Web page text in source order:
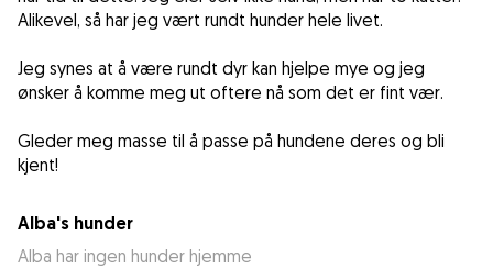
Alikevel, så har jeg vært rundt hunder hele livet.
Jeg synes at å være rundt dyr kan hjelpe mye og jeg
ønsker å komme meg ut oftere nå som det er fint vær.
Gleder meg masse til å passe på hundene deres og bli
kjent!
Alba's hunder
Alba har ingen hunder hjemme